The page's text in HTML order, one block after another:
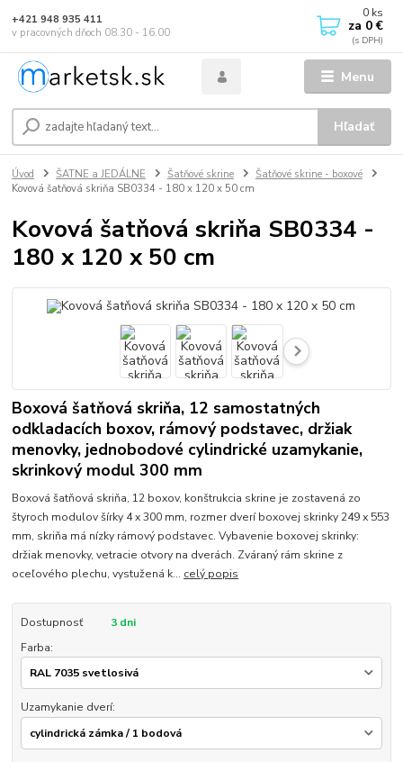
Menu
Hľadať
+421 948 935 411
v pracovných dňoch 08.30 - 16.00
0 ks
za 0 €
Úvod ŠATNE a JEDÁLNE Šatňové skrine
Šatňové skrine - boxové
Kovová šatňová skriňa SB0334 - 180 x 120 x 50 cm
Kovová šatňová skriňa SB0334 -
180 x 120 x 50 cm
Boxová šatňová skriňa, 12 samostatných
odkladacích boxov, rámový podstavec, držiak
menovky, jednobodové cylindrické uzamykanie,
skrinkový modul 300 mm
Boxová šatňová skriňa, 12 boxov, konštrukcia skrine je zostavená zo
štyroch modulov šírky 4 x 300 mm, rozmer dverí boxovej skrinky 249 x 553
mm, skriňa má nízky rámový podstavec. Vybavenie boxovej skrinky:
držiak menovky, vetracie otvory na dverách. Zváraný rám skrine z
oceľového plechu, vystužená k... celý popis
Dostupnosť
3 dni
Farba:
Uzamykanie dverí: